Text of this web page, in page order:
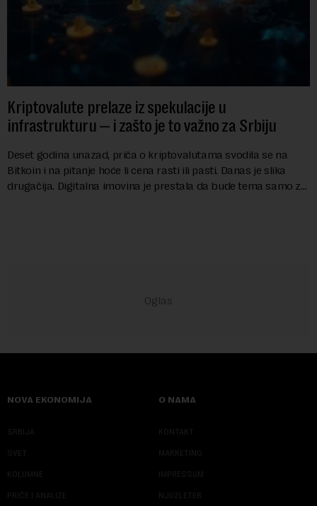
Kriptovalute prelaze iz spekulacije u
infrastrukturu — i zašto je to važno za Srbiju
Deset godina unazad, priča o kriptovalutama svodila se na
Bitkoin i na pitanje hoće li cena rasti ili pasti. Danas je slika
drugačija. Digitalna imovina je prestala da bude tema samo za
NOVA EKONOMIJA
SRBIJA
SVET
KOLUMNE
PRIČE I ANALIZE
O NAMA
KONTAKT
MARKETING
IMPRESSUM
NJUZLETER